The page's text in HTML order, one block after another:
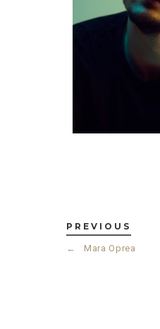
PREVIOUS
← Mara Oprea